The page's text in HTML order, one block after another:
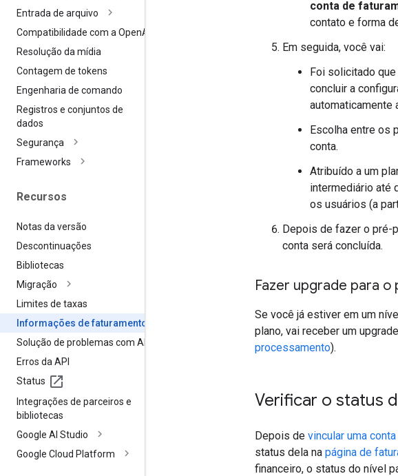
Entrada de arquivo
Compatibilidade com a OpenAI
Resolução da mídia
Contagem de tokens
Engenharia de comando
Registros e conjuntos de
dados
Segurança
Frameworks
Recursos
Notas da versão
Descontinuações
Bibliotecas
Migração
Limites de taxas
Informações de faturamento
Solução de problemas com APIs
Erros da API
Status
Integrações de parceiros e
bibliotecas
Google AI Studio
Google Cloud Platform
conta de
contato e forma
Em seguida, você vai:
Foi solicitado
concluir a
automaticamente
Escolha entre os
conta.
Atribuído a um
intermediário até
os usuários (a
Depois de fazer o pré-
conta será concluída.
Fazer upgrade para o
Se você já estiver em um
plano, vai receber um
processamento).
Verificar o status
Depois de vincular uma
status dela na página de
financeiro, o status do nível